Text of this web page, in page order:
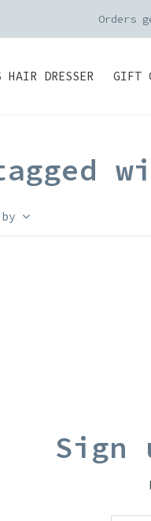
DRESSER GIFT
Orders
Sign